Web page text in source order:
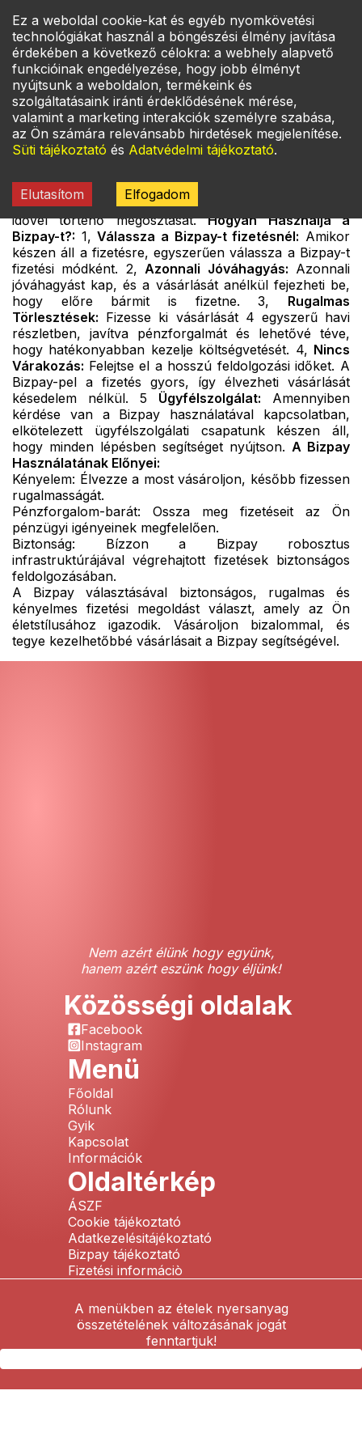
Ez a weboldal cookie-kat és egyéb nyomkövetési
technológiákat használ a böngészési élmény javítása
érdekében a következő célokra: a webhely alapvető
funkcióinak engedélyezése, hogy jobb élményt
nyújtsunk a weboldalon, termékeink és
szolgáltatásaink iránti érdeklődésének mérése,
valamint a marketing interakciók személyre szabása,
az Ön számára relevánsabb hirdetések megjelenítése.
Süti tájékoztató és Adatvédelmi tájékoztató.
Elutasítom Elfogadom
ÉTLAP
Bejelentkezés
Főoldal
Rólunk
Gyik
Kapcsolat
Válassza a Bizpay-t Egyszerű és
Biztonságos Fizetéshez
Ismerje meg a Bizpay kényelmét, webáruházunk új
"Vásárolj Most, Fizess Később" fizetési opcióját az
Services-szel közösen, egyszerűsített megoldást kínál
fizetéseinek kezelésére, lehetővé téve a költségek
idővel történő megosztását.Hogyan Használja a
Bizpay-t?: 1,Válassza a Bizpay-t fizetésnél: Amikor
készen áll a fizetésre, egyszerűen válassza a Bizpay-t
fizetési módként. 2,Azonnali Jóváhagyás: Azonnali
jóváhagyást kap, és a vásárlását anélkül fejezheti be,
hogy előre bármit is fizetne. 3, Rugalmas
Törlesztések: Fizesse ki vásárlását 4 egyszerű havi
részletben, javítva pénzforgalmát és lehetővé téve,
hogy hatékonyabban kezelje költségvetését. 4, Nincs
Várakozás: Felejtse el a hosszú feldolgozási időket. A
Bizpay-pel a fizetés gyors, így élvezheti vásárlását
késedelem nélkül. 5 Ügyfélszolgálat: Amennyiben
kérdése van a Bizpay használatával kapcsolatban,
elkötelezett ügyfélszolgálati csapatunk készen áll,
hogy minden lépésben segítséget nyújtson. A Bizpay
Használatának Előnyei:
Kényelem: Élvezze a most vásároljon, később fizessen
rugalmasságát.
Pénzforgalom-barát: Ossza meg fizetéseit az Ön
pénzügyi igényeinek megfelelően.
Biztonság: Bízzon a Bizpay robosztus
infrastruktúrájával végrehajtott fizetések biztonságos
feldolgozásában.
A Bizpay választásával biztonságos, rugalmas és
kényelmes fizetési megoldást választ, amely az Ön
életstílusához igazodik. Vásároljon bizalommal, és
tegye kezelhetőbbé vásárlásait a Bizpay segítségével.
Nem azért élünk hogy együnk,
hanem azért eszünk hogy éljünk!
Közösségi oldalak
Facebook
Instagram
Menü
Főoldal
Rólunk
Gyik
Kapcsolat
Információk
Oldaltérkép
ÁSZF
Cookie tájékoztató
Adatkezelésitájékoztató
Bizpay tájékoztató
Fizetési informáciò
A menükben az ételek nyersanyag
összetételének változásának jogát
fenntartjuk!